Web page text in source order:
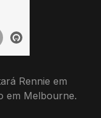
Rennie em
em Melbourne.